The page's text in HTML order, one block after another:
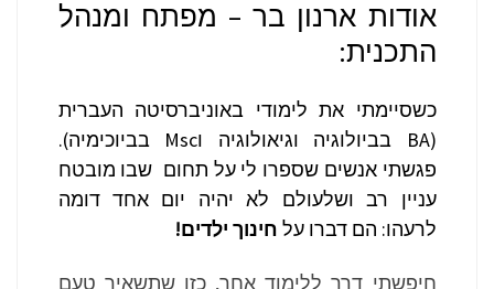
אודות ארנון בר – מפתח ומנהל
התכנית:
כשסיימתי את לימודי באוניברסיטה העברית
(BA בביולוגיה וגיאולוגיה וMsc בביוכימיה).
פגשתי אנשים שספרו לי על תחום שבו מובטח
עניין רב ושלעולם לא יהיה יום אחד דומה
לרעהו: הם דברו על חינוך ילדים!
חיפשתי דרך ללימוד אחר, כזו שתשאיר טעם